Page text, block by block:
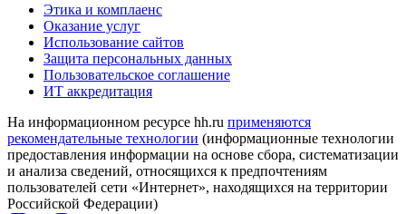
Этика и комплаенс
Оказание услуг
Использование сайтов
Защита персональных данных
Пользовательское соглашение
ИТ аккредитация
На информационном ресурсе hh.ru применяются
рекомендательные технологии (информационные технологии
предоставления информации на основе сбора, систематизации
и анализа сведений, относящихся к предпочтениям
пользователей сети «Интернет», находящихся на территории
Российской Федерации)